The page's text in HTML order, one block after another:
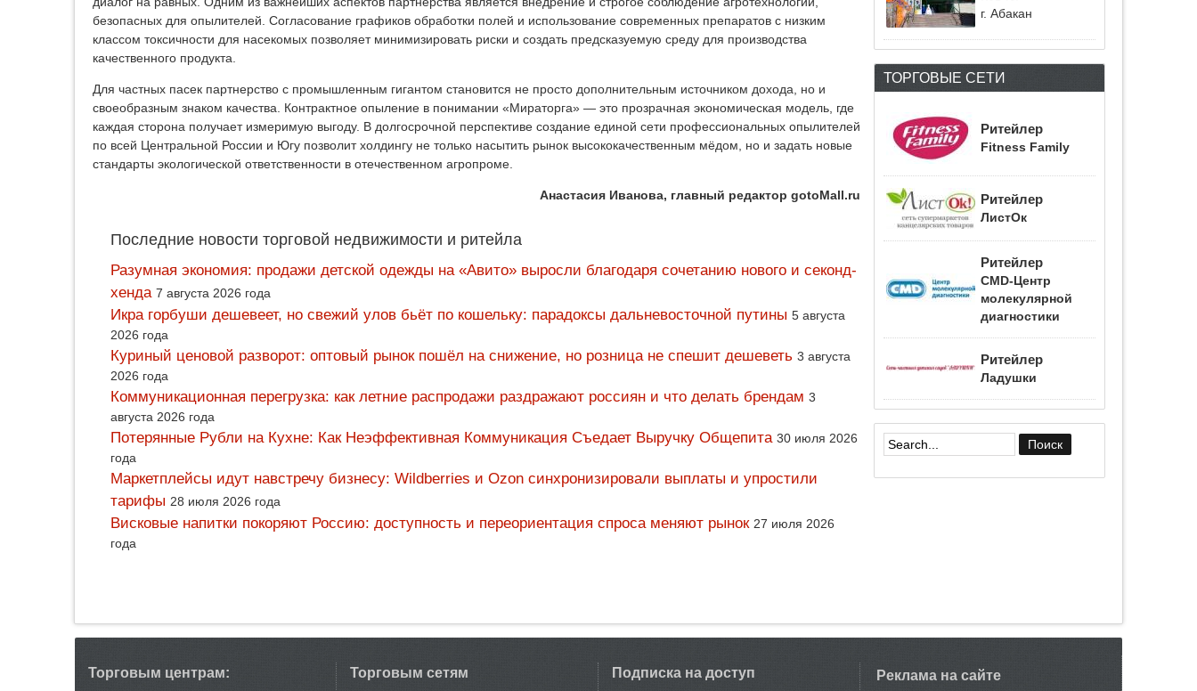
безопасных для опылителей. Согласование графиков обработки полей и использование современных препаратов с низким
классом токсичности для насекомых позволяет минимизировать риски и создать предсказуемую среду для производства
качественного продукта.
Для частных пасек партнерство с промышленным гигантом становится не просто дополнительным источником дохода, но и
своеобразным знаком качества. Контрактное опыление в понимании «Мираторга» — это прозрачная экономическая модель, где
каждая сторона получает измеримую выгоду. В долгосрочной перспективе создание единой сети профессиональных опылителей
по всей Центральной России и Югу позволит холдингу не только насытить рынок высококачественным мёдом, но и задать новые
стандарты экологической ответственности в отечественном агропроме.
Анастасия Иванова, главный редактор gotoMall.ru
Последние новости торговой недвижимости и ритейла
Разумная экономия: продажи детской одежды на «Авито» выросли благодаря сочетанию нового и секонд-
хенда 7 августа 2026 года
Икра горбуши дешевеет, но свежий улов бьёт по кошельку: парадоксы дальневосточной путины 5 августа
2026 года
Куриный ценовой разворот: оптовый рынок пошёл на снижение, но розница не спешит дешеветь 3 августа
2026 года
Коммуникационная перегрузка: как летние распродажи раздражают россиян и что делать брендам 3
августа 2026 года
Потерянные Рубли на Кухне: Как Неэффективная Коммуникация Съедает Выручку Общепита 30 июля 2026
года
Маркетплейсы идут навстречу бизнесу: Wildberries и Ozon синхронизировали выплаты и упростили
тарифы 28 июля 2026 года
Висковые напитки покоряют Россию: доступность и переориентация спроса меняют рынок 27 июля 2026
года
г. Абакан
ТОРГОВЫЕ СЕТИ
Ритейлер
Fitness Family
Ритейлер
ЛистОк
Ритейлер
CMD-Центр
молекулярной
диагностики
Ритейлер
Ладушки
Форма поиска
Торговым центрам: Торговым сетям Подписка на доступ Реклама на сайте